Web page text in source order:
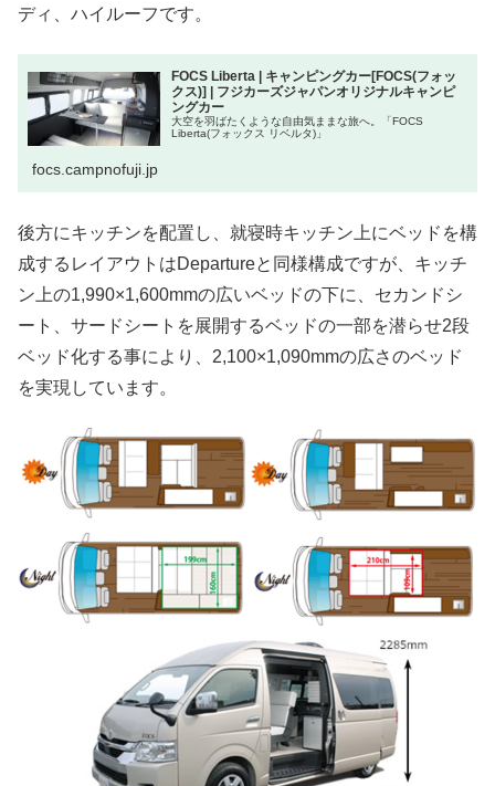
ディ、ハイルーフです。
FOCS Liberta | キャンピングカー[FOCS(フォッ
クス)] | フジカーズジャパンオリジナルキャンピ
ングカー
大空を羽ばたくような自由気ままな旅へ。「FOCS
Liberta(フォックス リベルタ)」
focs.campnofuji.jp
後方にキッチンを配置し、就寝時キッチン上にベッドを構
成するレイアウトはDepartureと同様構成ですが、キッチ
ン上の1,990×1,600mmの広いベッドの下に、セカンドシ
ート、サードシートを展開するベッドの一部を潜らせ2段
ベッド化する事により、2,100×1,090mmの広さのベッド
を実現しています。